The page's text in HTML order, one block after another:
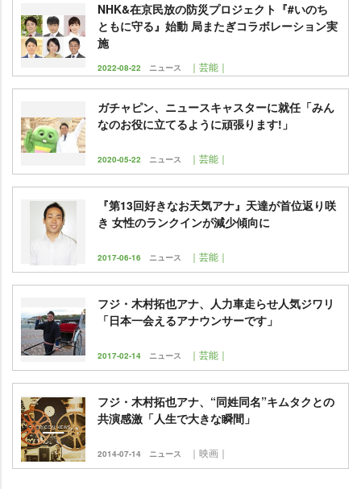
NHK&在京民放の防災プロジェクト『#いのち
ともに守る』始動 局またぎコラボレーション実
施
2022-08-22 ニュース ｜芸能｜
ガチャピン、ニュースキャスターに就任「みん
なのお役に立てるように頑張ります!」
2020-05-22 ニュース ｜芸能｜
『第13回好きなお天気アナ』天達が首位返り咲
き 女性のランクインが減少傾向に
2017-06-16 ニュース ｜芸能｜
フジ・木村拓也アナ、人力車走らせ人気ジワリ
「日本一会えるアナウンサーです」
2017-02-14 ニュース ｜芸能｜
フジ・木村拓也アナ、“同姓同名”キムタクとの
共演感激「人生で大きな瞬間」
2014-07-14 ニュース ｜映画｜